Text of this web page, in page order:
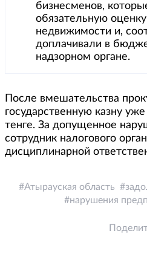
бизнесменов,
обязательную
недвижимости и,
доплачивали в
надзорном органе.
После вмешательства
государственную казну
тенге. За допущенное
сотрудник налогового
дисциплинарной
Атырауская область
нарушения